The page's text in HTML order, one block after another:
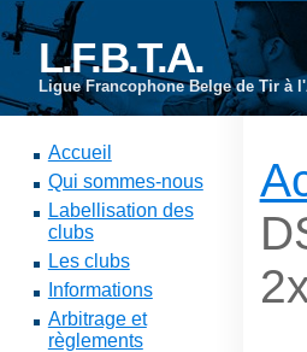
L.F.B.T.A.
Ligue Francophone Belge de Tir à
Accueil
Qui sommes-nous
Labellisation des
clubs
Les clubs
Informations
Arbitrage et
règlements